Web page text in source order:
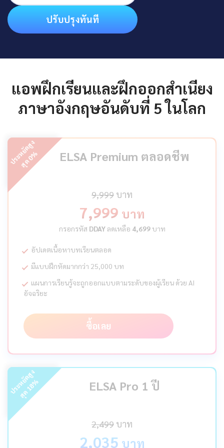
ปรับปรุงทันที
แอพฝึกเรียนและฝึกออกสำเนียง
ภาษาอังกฤษอันดับที่ 5 ในโลก
ป
ร
ะ
ห
ยั
ด
สู
ง
สุ
ด
0
% ELSA Premium ตลอดชีพ
9,999 บาท
7,999 บาท
กรอกรหัส DDAYลดเหลือ 4,699บาท
อัปเดตเนื้อหาบทเรียนตลอด
มีแบบฝึกหัดมากกว่า 25,000 บท
แผนการเรียนรู้จะถูกออกแบบตามระดับของผู้เรียน ด้วย AI
อัจฉริยะ
ซื้อเลย
ป
ร
ะ
ห
ยั
ด
สู
ง
สุ
ด
18
% ELSA Pro 1 ปี
2,499 บาท
2,035 บาท